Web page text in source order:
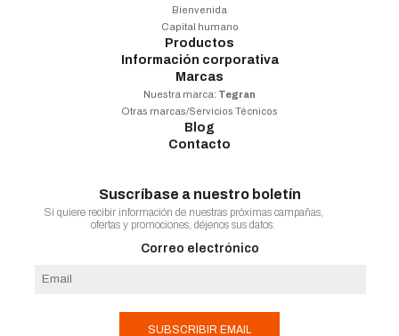
Bienvenida
Capital humano
Productos
Información corporativa
Marcas
Nuestra marca: Tegran
Otras marcas/Servicios Técnicos
Blog
Contacto
Suscríbase a nuestro boletín
Si quiere recibir información de nuestras próximas campañas,
ofertas y promociones, déjenos sus datos.
Correo electrónico
SUBSCRIBIR EMAIL